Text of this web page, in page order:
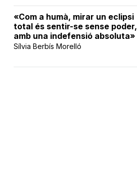
«Com a humà, mirar un eclipsi
total és sentir-se sense poder,
amb una indefensió absoluta»
Sílvia Berbís Morelló